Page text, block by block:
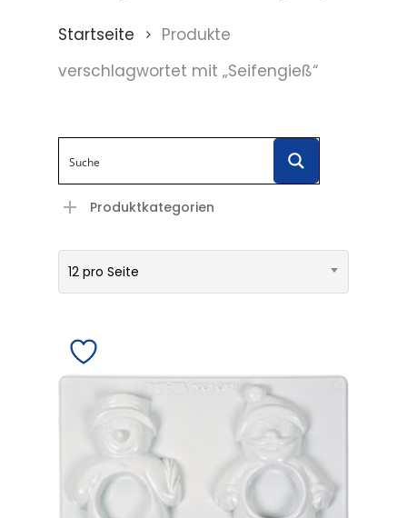
Startseite
Produkte
verschlagwortet mit „Seifengieß“
Produktkategorien
12 pro Seite